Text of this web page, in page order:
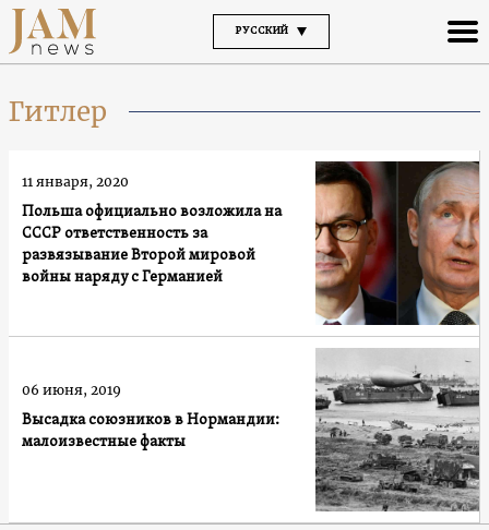
РУССКИЙ
Гитлер
Польша официально возложила на
СССР ответственность за
развязывание Второй мировой
войны наряду с Германией
11 января, 2020
Высадка союзников в Нормандии:
малоизвестные факты
06 июня, 2019